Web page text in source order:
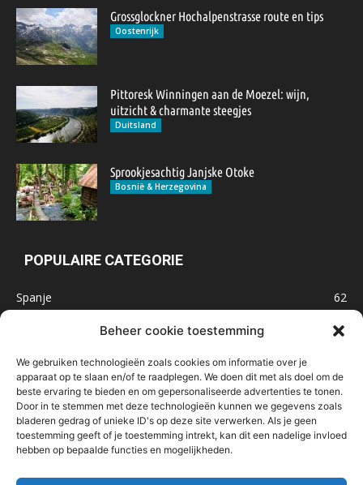
Beheer cookie toestemming
We gebruiken technologieën zoals cookies om informatie over je
apparaat op te slaan en/of te raadplegen. We doen dit met als doel om de
beste ervaring te bieden en om gepersonaliseerde advertenties te tonen.
Door in te stemmen met deze technologieën kunnen we gegevens zoals
bladeren gedrag of unieke ID's op deze site verwerken. Als je geen
toestemming geeft of je toestemming intrekt, kan dit een nadelige invloed
hebben op bepaalde functies en mogelijkheden.
Grossglockner Hochalpenstrasse route en tips
Oostenrijk
Pittoresk Winningen aan de Moezel: wijn,
uitzicht & charmante steegjes
Duitsland
Sprookjesachtig Janjske Otoke
Bosnië & Herzegovina
POPULAIRE CATEGORIE
Spanje
62
Marokko
32
IJsland
32
Malta
Roemenië
29